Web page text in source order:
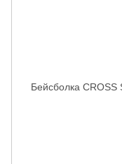
Бейсболка CROSS